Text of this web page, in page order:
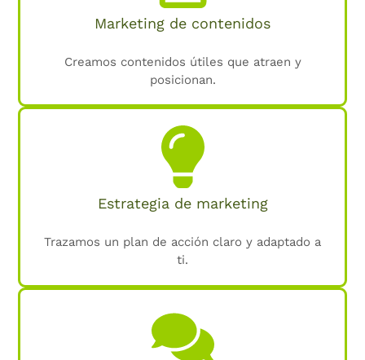
Marketing de contenidos
Creamos contenidos útiles que atraen y
posicionan.
Estrategia de marketing
Trazamos un plan de acción claro y adaptado a
ti.